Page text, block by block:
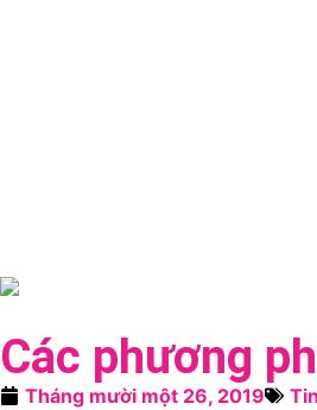
Các phương
Tháng mười một 26, 2019